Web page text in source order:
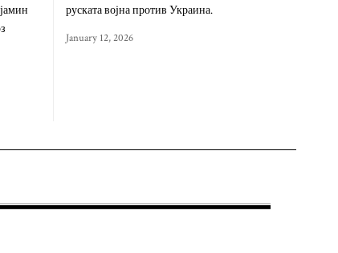
руската војна против Украина.
January 12, 2026